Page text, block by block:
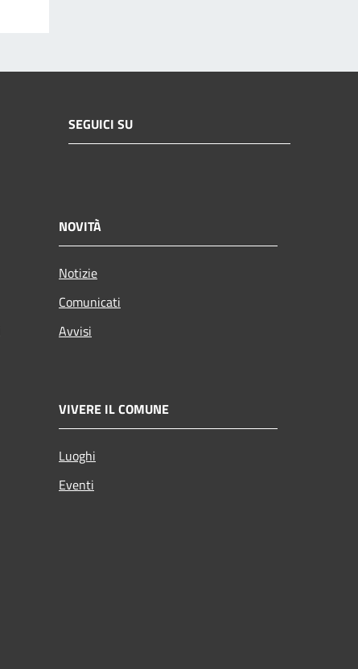
SEGUICI SU
NOVITÀ
Notizie
Comunicati
Avvisi
VIVERE IL COMUNE
Luoghi
Eventi